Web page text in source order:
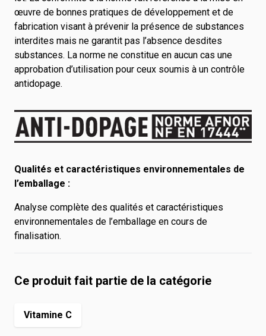
œuvre de bonnes pratiques de développement et de
fabrication visant à prévenir la présence de substances
interdites mais ne garantit pas l’absence desdites
substances. La norme ne constitue en aucun cas une
approbation d’utilisation pour ceux soumis à un contrôle
antidopage.
Qualités et caractéristiques environnementales de
l’emballage :
Analyse complète des qualités et caractéristiques
environnementales de l’emballage en cours de
finalisation.
Ce produit fait partie de la catégorie
Vitamine C